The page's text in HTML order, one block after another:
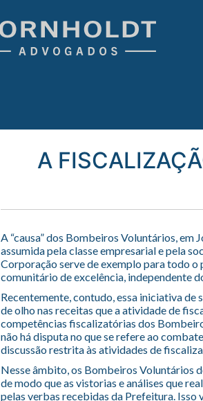
A
A “causa” dos Bombeiros Voluntários, em
assumida pela classe empresarial e pela
Corporação serve de exemplo para todo
comunitário de excelência, independente
Recentemente, contudo, essa iniciativa de
de olho nas receitas que a atividade de
competências fiscalizatórias dos
não há disputa no que se refere ao
discussão restrita às atividades de
Nesse âmbito, os Bombeiros Voluntários
de modo que as vistorias e análises que
pelas verbas recebidas da Prefeitura. Isso